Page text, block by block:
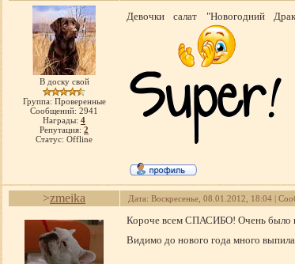
В доску свой
Группа: Проверенные
Сообщений: 2941
Награды: 4
Репутация: 2
Статус: Offline
Девочки салат "Новогодний
>zmeika Дата: Воскресенье, 08.01.2012, 18:04 |
Короче всем СПАСИБО! Очень было
Видимо до нового года много